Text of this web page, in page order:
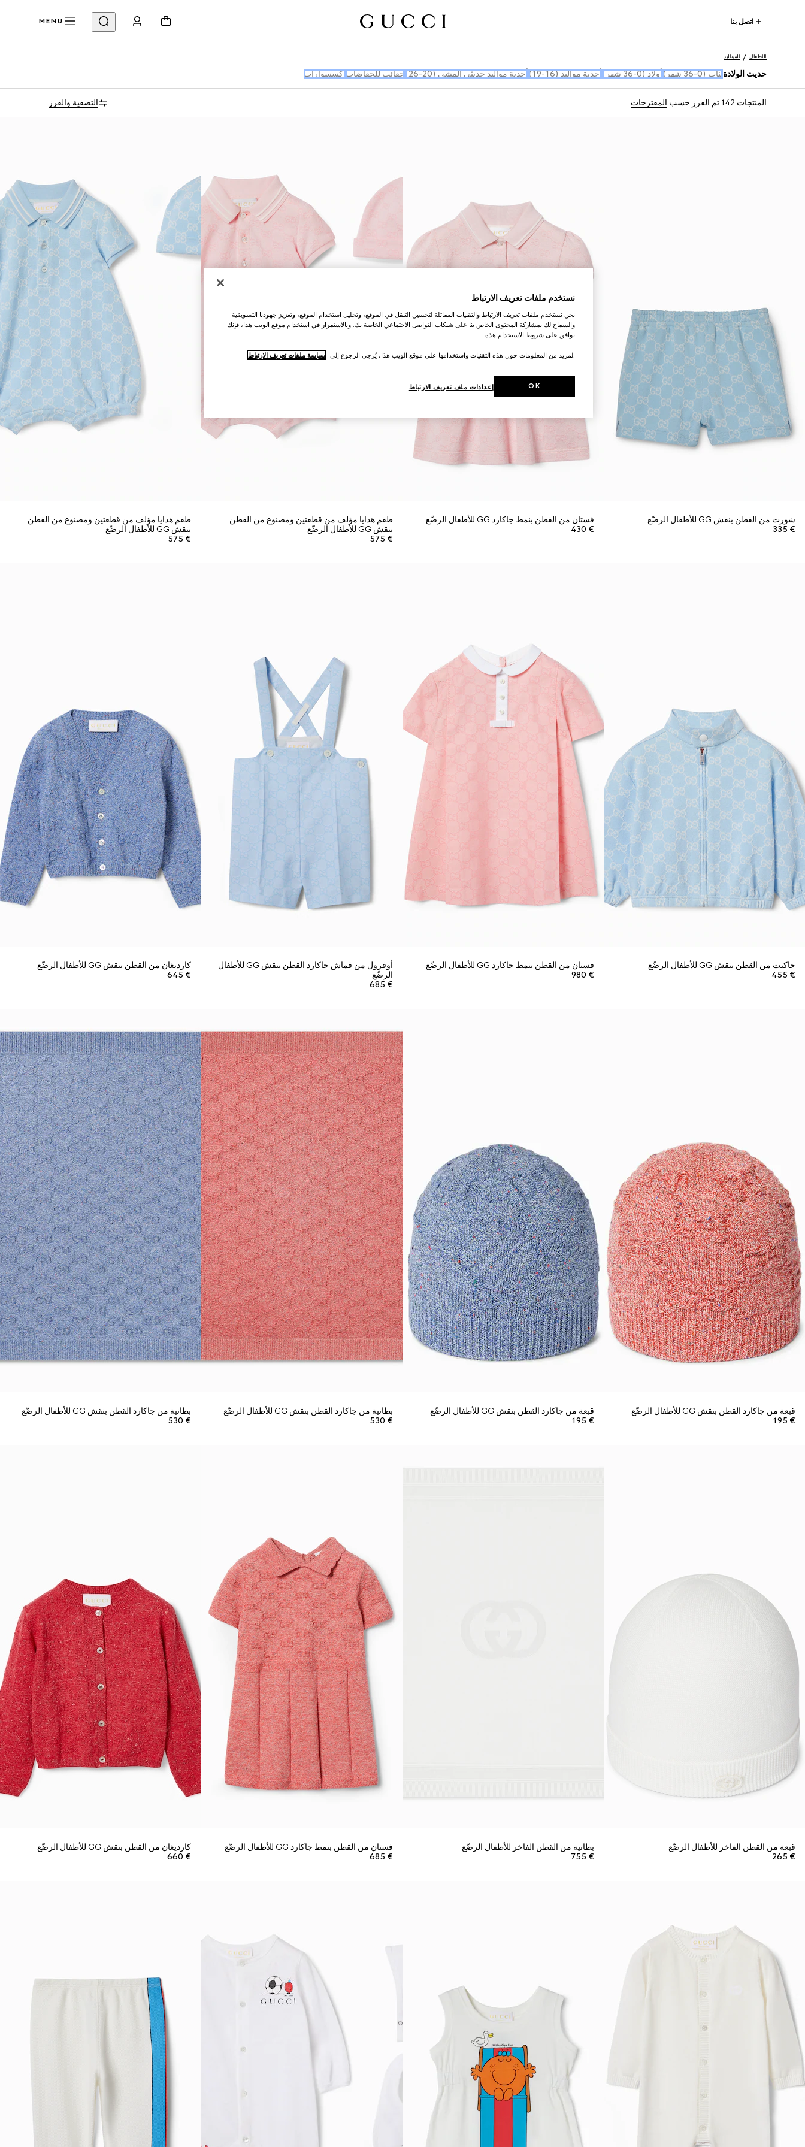
اتصل بنا MENU
الأطفال المواليد
حديث الولادة بنات (0-36 شهر) أولاد (0-36 شهر) أحذية مواليد (16-19) أحذية مواليد حديثي المشي (20-26) حقائب للحفاضات إكسسوارات
المنتجات 142 تم الفرز حسب المقترحات التصفية والفرز
شورت من القطن بنقش GG للأطفال الرضّع
€ 335
فستان من القطن بنمط جاكارد GG للأطفال الرضّع
€ 430
طقم هدايا مؤلف من قطعتين ومصنوع من القطن
بنقش GG للأطفال الرضّع
€ 575
طقم هدايا مؤلف من قطعتين ومصنوع من القطن
بنقش GG للأطفال الرضّع
€ 575
جاكيت من القطن بنقش GG للأطفال الرضّع
€ 455
فستان من القطن بنمط جاكارد GG للأطفال الرضّع
€ 980
أوفرول من قماش جاكارد القطن بنقش GG للأطفال
الرضّع
€ 685
كارديغان من القطن بنقش GG للأطفال الرضّع
€ 645
قبعة من جاكارد القطن بنقش GG للأطفال الرضّع
€ 195
قبعة من جاكارد القطن بنقش GG للأطفال الرضّع
€ 195
بطانية من جاكارد القطن بنقش GG للأطفال الرضّع
€ 530
بطانية من جاكارد القطن بنقش GG للأطفال الرضّع
€ 530
قبعة من القطن الفاخر للأطفال الرضّع
€ 265
بطانية من القطن الفاخر للأطفال الرضّع
€ 755
فستان من القطن بنمط جاكارد GG للأطفال الرضّع
€ 685
كارديغان من القطن بنقش GG للأطفال الرضّع
€ 660
نستخدم ملفات تعريف الارتباط
نحن نستخدم ملفات تعريف الارتباط والتقنيات المماثلة لتحسين التنقل في الموقع، وتحليل استخدام الموقع، وتعزيز جهودنا التسويقية
والسماح لك بمشاركة المحتوى الخاص بنا على شبكات التواصل الاجتماعي الخاصة بك. وبالاستمرار في استخدام موقع الويب هذا، فإنك
توافق على شروط الاستخدام هذه.
.لمزيد من المعلومات حول هذه التقنيات واستخدامها على موقع الويب هذا، يُرجى الرجوع إلى سياسة ملفات تعريف الارتباط
إعدادات ملف تعريف الارتباط OK